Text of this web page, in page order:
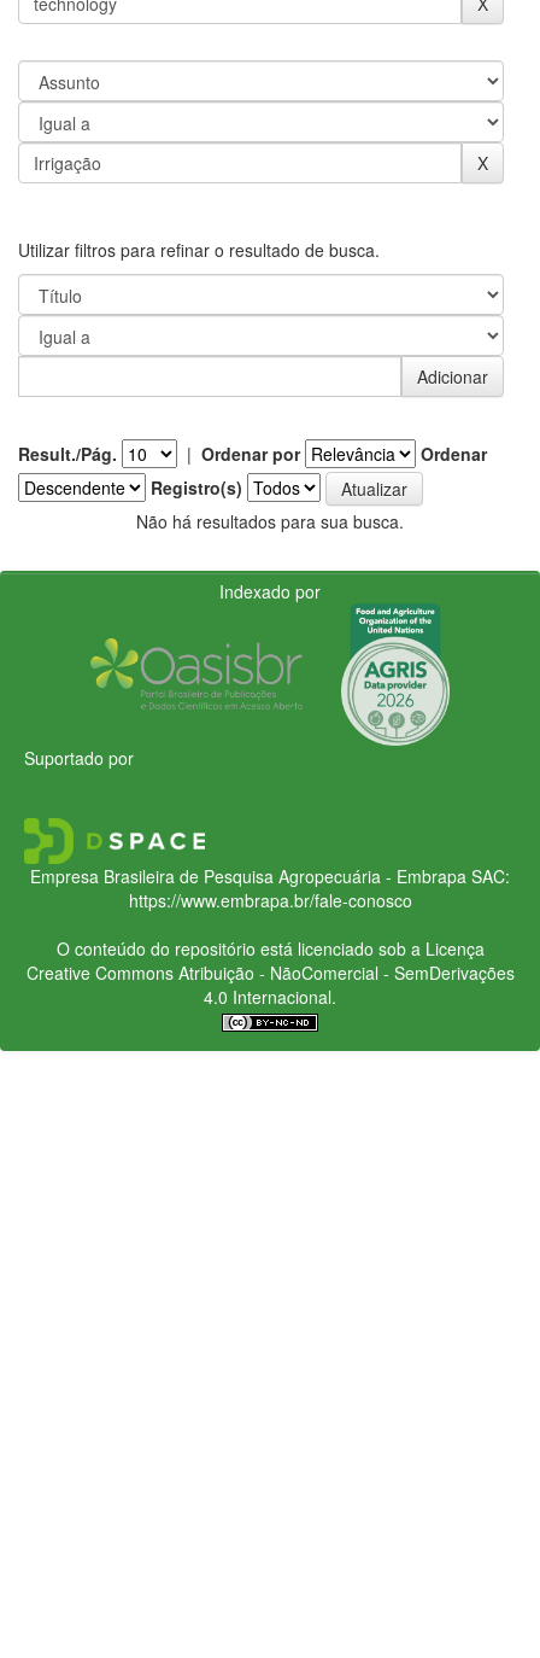
Utilizar filtros para refinar o resultado de busca.
Result./Pág. | Ordenar por
Ordenar
Registro(s)
Não há resultados para sua busca.
Indexado por
Suportado por
Empresa Brasileira de Pesquisa Agropecuária - Embrapa SAC:
https://www.embrapa.br/fale-conosco
O conteúdo do repositório está licenciado sob a Licença
Creative CommonsAtribuição - NãoComercial - SemDerivações
4.0 Internacional.